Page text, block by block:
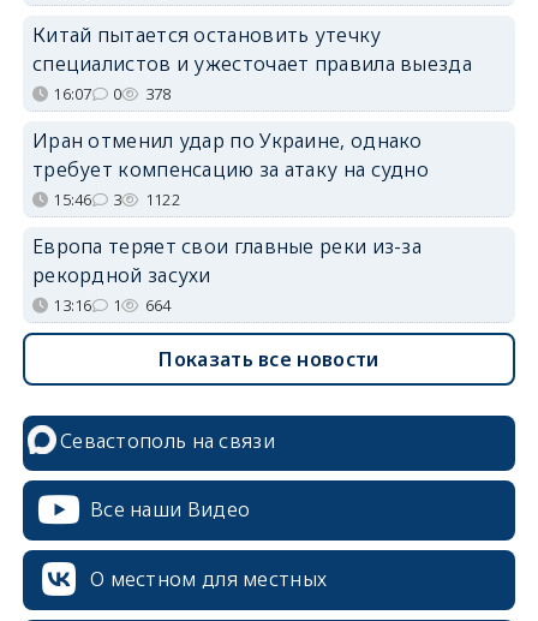
Китай пытается остановить утечку
специалистов и ужесточает правила выезда
16:07 0 378
Иран отменил удар по Украине, однако
требует компенсацию за атаку на судно
15:46 3 1122
Европа теряет свои главные реки из-за
рекордной засухи
13:16 1 664
Показать все новости
Севастополь на связи
Все наши Видео
О местном для местных